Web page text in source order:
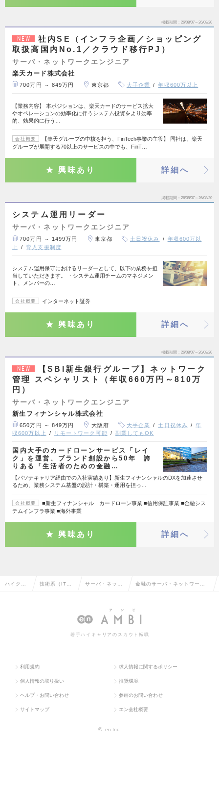
掲載期間 26/08/07～26/08/20
NEW
社内SE（インフラ企画／ショッピング
取扱高国内No.1／クラウド移行PJ）
サーバ・ネットワークエンジニア
楽天カード株式会社
700万円 ～ 849万円 東京都 大手企業 年収600万以上
【業務内容】 本ポジションは、楽天カードのサービス拡大
やオペレーションの効率化に伴うシステム投資をより効率
的、効果的に行う…
会社概要
【楽天グループの中核を担う、FinTech事業の主役】 同社は、楽天
グループが展開する70以上のサービスの中でも、FinT…
興味あり 詳細へ
掲載期間 26/08/07～26/08/20
システム運用リーダー
サーバ・ネットワークエンジニア
700万円 ～ 1499万円 東京都 土日祝休み
年収600万以
上
育児支援制度
システム運用保守におけるリーダーとして、以下の業務を担
当していただきます。 ・システム運用チームのマネジメン
ト、メンバーの…
会社概要 インターネット証券
興味あり 詳細へ
掲載期間 26/08/07～26/08/20
NEW
【SBI新生銀行グループ】ネットワーク
管理 スペシャリスト（年収660万円～810万
円）
サーバ・ネットワークエンジニア
新生フィナンシャル株式会社
650万円 ～ 849万円 大阪府 大手企業 土日祝休み
年
収600万以上
リモートワーク可能 副業してもOK
国内大手のカードローンサービス「レイ
ク」を運営、ブランド創設から50年 誇
りある「生活者のための金融…
【パソナキャリア経由での入社実績あり】新生フィナンシャルのDXを加速させ
るため、業務システム基盤の設計・構築・運用を担っ…
会社概要
■新生フィナンシャル カードローン事業 ■信用保証事業 ■金融シス
テムインフラ事業 ■海外事業
興味あり 詳細へ
ハイクラ 技術系（IT・ サーバ・ネット
ア
金融のサーバ・ネットワーク
一覧
若手ハイキャリアのスカウト転職
利用規約 求人情報に関するポリシー
個人情報の取り扱い 推奨環境
ヘルプ・お問い合わせ 参画のお問い合わせ
サイトマップ エン会社概要
© en Inc.